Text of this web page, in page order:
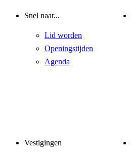
Snel naar...
Lid worden
Openingstijden
Agenda
Vestigingen